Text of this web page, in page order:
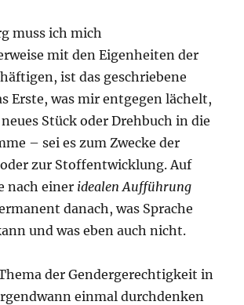
muss ich mich
mit den Eigenheiten der
ist das geschriebene
Erste, was mir entgegen lächelt,
Stück oder Drehbuch in die
– sei es zum Zwecke der
zur Stoffentwicklung. Auf
nach einer idealen Aufführung
danach, was Sprache
und was eben auch nicht.
der Gendergerechtigkeit in
einmal durchdenken